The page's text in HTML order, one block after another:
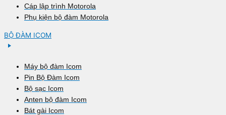
Cáp lập trình Motorola
Phụ kiện bộ đàm Motorola
BỘ ĐÀM ICOM
Máy bộ đàm Icom
Pin Bộ Đàm Icom
Bộ sạc Icom
Anten bộ đàm Icom
Bát gài Icom